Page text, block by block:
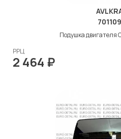
Подушка двигателя
РРЦ
2 464 ₽